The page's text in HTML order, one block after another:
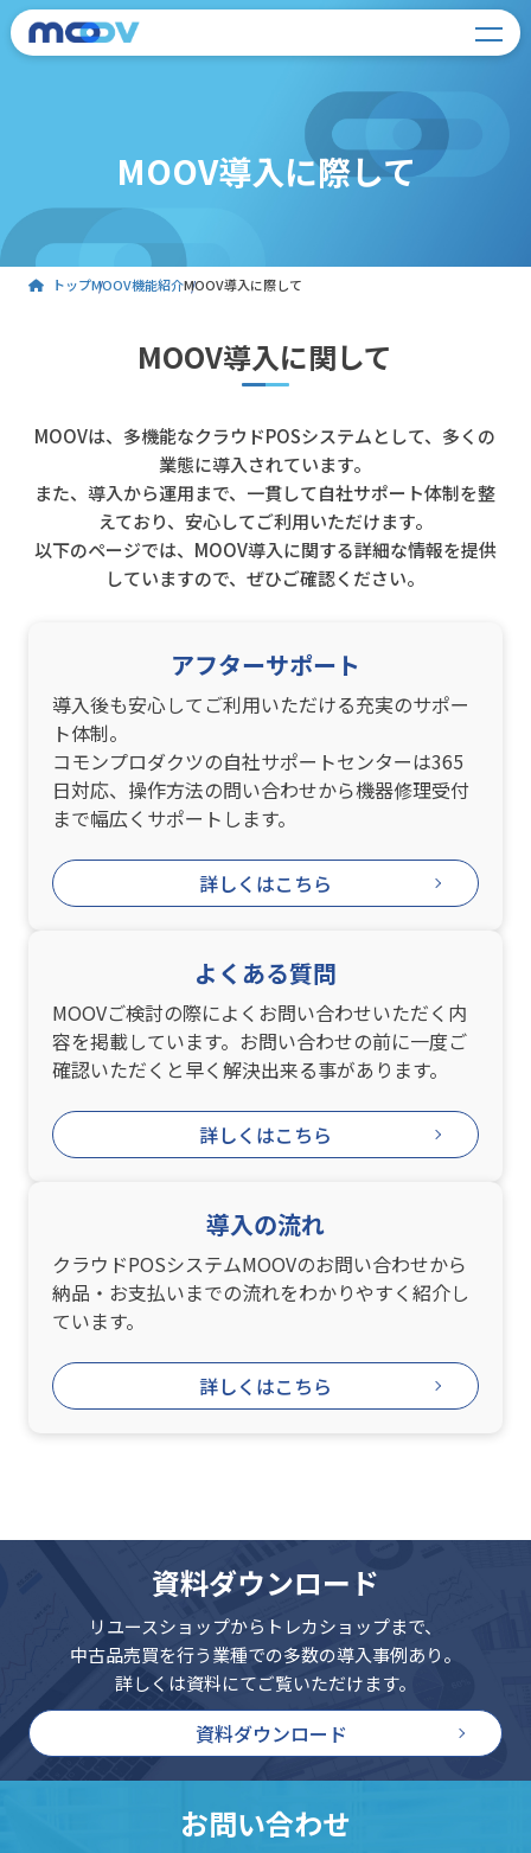
MOOV導入に際して
トップMOOV機能紹介MOOV導入に際して
MOOV導入に関して
MOOVは、多機能なクラウドPOSシステムとして、多くの
業態に導入されています。
また、導入から運用まで、一貫して自社サポート体制を整
えており、安心してご利用いただけます。
以下のページでは、MOOV導入に関する詳細な情報を提供
していますので、ぜひご確認ください。
アフターサポート
導入後も安心してご利用いただける充実のサポー
ト体制。
コモンプロダクツの自社サポートセンターは365
日対応、操作方法の問い合わせから機器修理受付
まで幅広くサポートします。
詳しくはこちら
よくある質問
MOOVご検討の際によくお問い合わせいただく内
容を掲載しています。お問い合わせの前に一度ご
確認いただくと早く解決出来る事があります。
詳しくはこちら
導入の流れ
クラウドPOSシステムMOOVのお問い合わせから
納品・お支払いまでの流れをわかりやすく紹介し
ています。
詳しくはこちら
資料ダウンロード
リユースショップからトレカショップまで、
中古品売買を行う業種での多数の導入事例あり。
詳しくは資料にてご覧いただけます。
資料ダウンロード
お問い合わせ